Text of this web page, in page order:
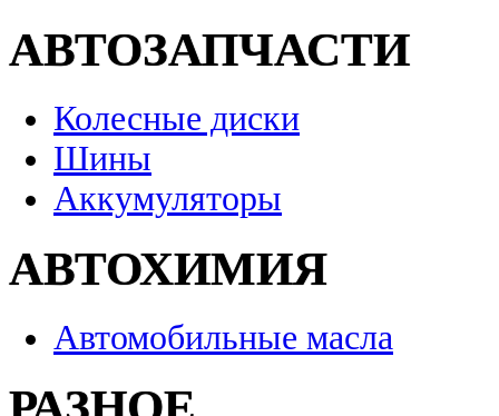
АВТОЗАПЧАСТИ
Колесные диски
Шины
Аккумуляторы
АВТОХИМИЯ
Автомобильные масла